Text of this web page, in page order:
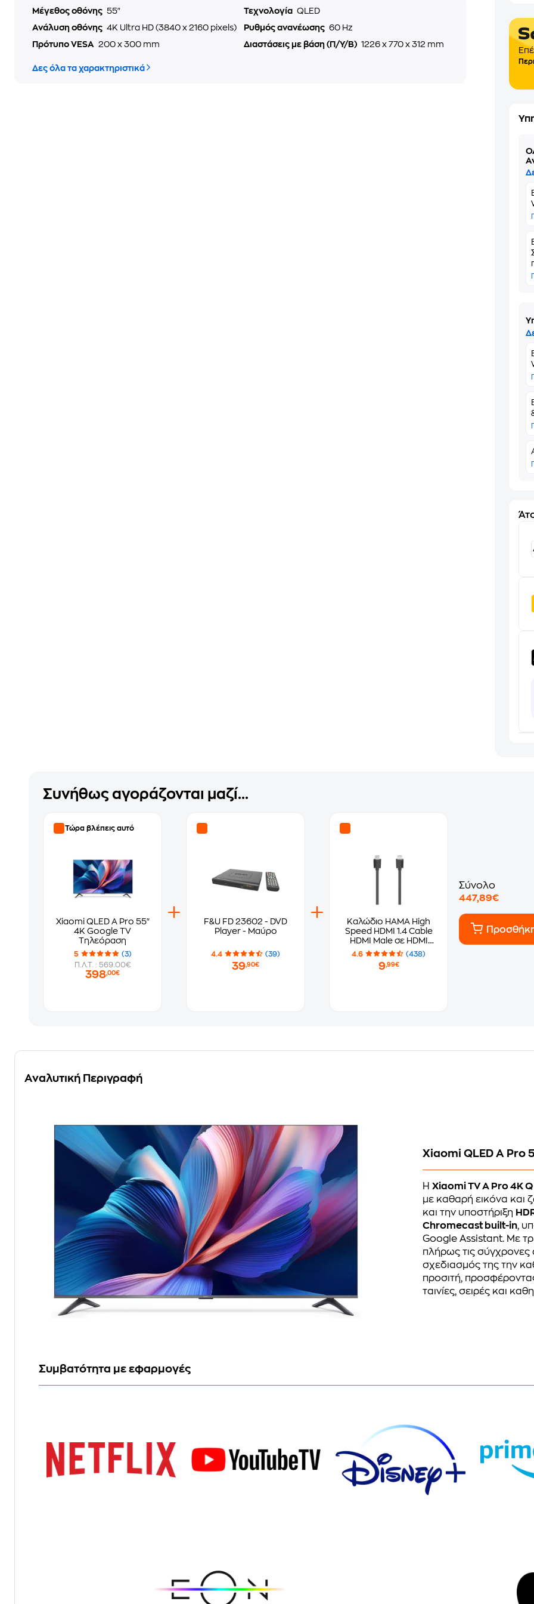
Μέγεθος οθόνης 55" Τεχνολογία QLED
Ανάλυση οθόνης 4K Ultra HD (3840 x 2160 pixels) Ρυθμός ανανέωσης 60 Hz
Πρότυπο VESA 200 x 300 mm Διαστάσεις με βάση (Π/Υ/Β) 1226 x 770 x 312 mm
Δες όλα τα χαρακτηριστικά
Συνήθως αγοράζονται μαζί...
Τώρα βλέπεις αυτό
Xiaomi QLED A Pro 55"
4K Google TV
Τηλεόραση
5
(3)
Π.Λ.Τ. : 569.00€
398,00€
F&U FD 23602 - DVD
Player - Μαύρο
4.4 (39)
39,90€
Καλώδιο HAMA High
Speed HDMI 1.4 Cable
HDMI Male σε HDMI
Male - 1.5m
4.6 (438)
9,99€
Σύνολο
447,89€
Αναλυτική Περιγραφή
Xiaomi QLED A Pro
ΗXiaomi TV A Pro 4K
με καθαρή εικόνα και
και την υποστήριξη
Chromecast built-in,
Google Assistant. Με
πλήρως τις
σχεδιασμός της την
προσιτή,
ταινίες, σειρές και
Συμβατότητα με εφαρμογές